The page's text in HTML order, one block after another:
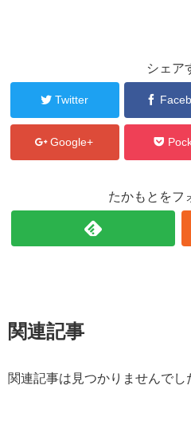
シェア
Twitter
Google+
たかもとをフ
関連記事
関連記事は見つかりませんでし